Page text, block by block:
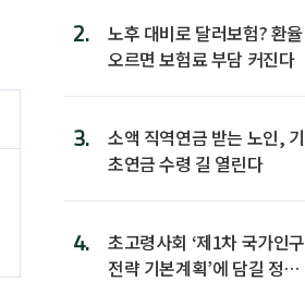
2.
노후 대비로 달러보험? 환율
오르면 보험료 부담 커진다
3.
소액 직역연금 받는 노인, 기
초연금 수령 길 열린다
4.
초고령사회 ‘제1차 국가인구
전략 기본계획’에 담길 정책